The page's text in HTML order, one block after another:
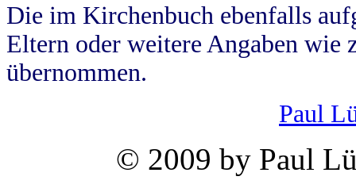
Die im Kirchenbuch ebenfalls
Eltern oder weitere Angaben wie
übernommen.
Paul
© 2009 by Paul